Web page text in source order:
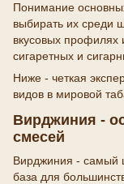
Понимание
выбирать их среди
вкусовых профилях
сигаретных и
Ниже - четкая
видов в мировой
Вирджиния -
смесей
Вирджиния - самый
база для